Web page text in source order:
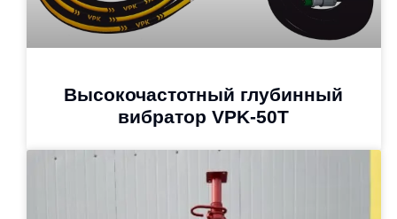
Высокочастотный глубинный
вибратор VPK-50T